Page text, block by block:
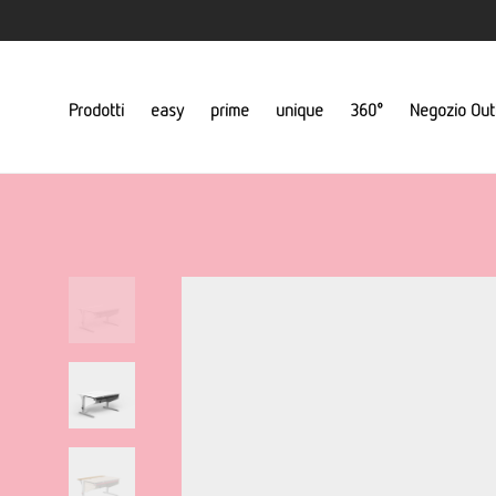
Prodotti easy prime unique 360° Negozio